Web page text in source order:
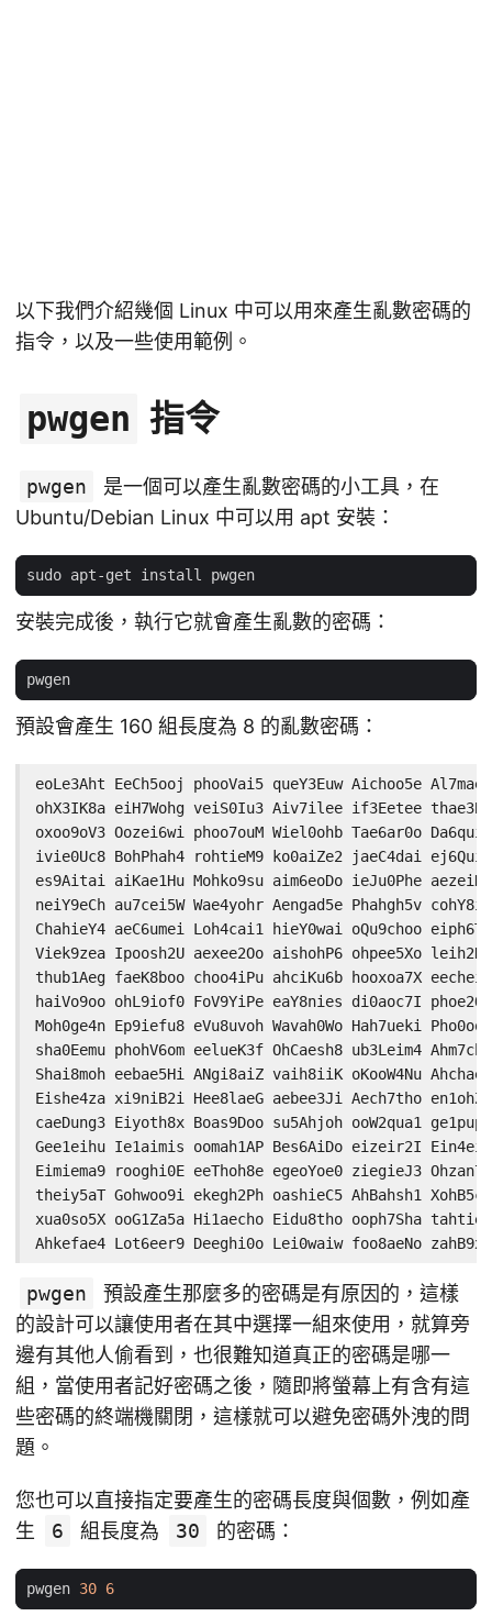
以下我們介紹幾個 Linux 中可以用來產生亂數密碼的
指令，以及一些使用範例。
pwgen 指令
pwgen
是一個可以產生亂數密碼的小工具，在
Ubuntu/Debian Linux 中可以用 apt 安裝：
安裝完成後，執行它就會產生亂數的密碼：
預設會產生 160 組長度為 8 的亂數密碼：
eoLe3Aht EeCh5ooj phooVai5 queY3Euw Aichoo5e
ohX3IK8a eiH7Wohg veiS0Iu3 Aiv7ilee if3Eetee
oxoo9oV3 Oozei6wi phoo7ouM Wiel0ohb Tae6ar0o
ivie0Uc8 BohPhah4 rohtieM9 ko0aiZe2 jaeC4dai
es9Aitai aiKae1Hu Mohko9su aim6eoDo ieJu0Phe
neiY9eCh au7cei5W Wae4yohr Aengad5e Phahgh5v
ChahieY4 aeC6umei Loh4cai1 hieY0wai oQu9choo
Viek9zea Ipoosh2U aexee2Oo aishohP6 ohpee5Xo
thub1Aeg faeK8boo choo4iPu ahciKu6b hooxoa7X
haiVo9oo ohL9iof0 FoV9YiPe eaY8nies di0aoc7I
Moh0ge4n Ep9iefu8 eVu8uvoh Wavah0Wo Hah7ueki
sha0Eemu phohV6om eelueK3f OhCaesh8 ub3Leim4
Shai8moh eebae5Hi ANgi8aiZ vaih8iiK oKooW4Nu
Eishe4za xi9niB2i Hee8laeG aebee3Ji Aech7tho
caeDung3 Eiyoth8x Boas9Doo su5Ahjoh ooW2qua1
Gee1eihu Ie1aimis oomah1AP Bes6AiDo eizeir2I
Eimiema9 rooghi0E eeThoh8e egeoYoe0 ziegieJ3
theiy5aT Gohwoo9i ekegh2Ph oashieC5 AhBahsh1
xua0so5X ooG1Za5a Hi1aecho Eidu8tho ooph7Sha
Ahkefae4 Lot6eer9 Deeghi0o Lei0waiw foo8aeNo
pwgen
預設產生那麼多的密碼是有原因的，這樣
的設計可以讓使用者在其中選擇一組來使用，就算旁
邊有其他人偷看到，也很難知道真正的密碼是哪一
組，當使用者記好密碼之後，隨即將螢幕上有含有這
些密碼的終端機關閉，這樣就可以避免密碼外洩的問
題。
您也可以直接指定要產生的密碼長度與個數，例如產
生
6 組長度為 30 的密碼：
pwgen 30 6